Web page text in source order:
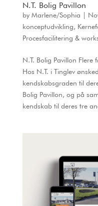
N.T. Bolig Pavillon
by Marlene/Sophia
konceptudvikling,
Procesfacilitering &
N.T. Bolig Pavillon
Hos N.T. i Tinglev
kendskabsgraden til
Bolig Pavillon, og på
kendskab til deres tre